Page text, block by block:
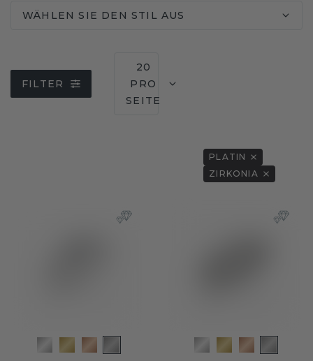
WÄHLEN SIE DEN STIL AUS
FILTER
20
PRO
SEITE
PLATIN
ZIRKONIA